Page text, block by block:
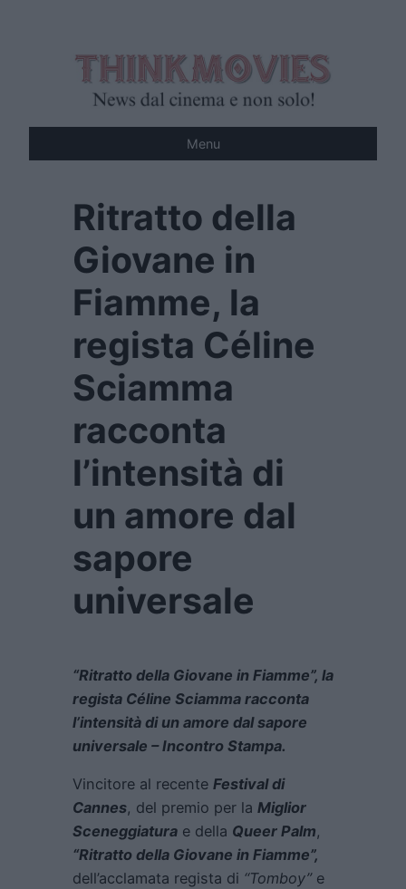
contenuto
Menu
Ritratto della
Giovane in
Fiamme, la
regista Céline
Sciamma
racconta
l’intensità di
un amore dal
sapore
universale
“Ritratto della Giovane in Fiamme”, la
regista Céline Sciamma racconta
l’intensità di un amore dal sapore
universale – Incontro Stampa.
Vincitore al recente Festival di
Cannes, del premio per la Miglior
Sceneggiatura e della Queer Palm,
“Ritratto della Giovane in Fiamme”,
dell’acclamata regista di “Tomboy”e